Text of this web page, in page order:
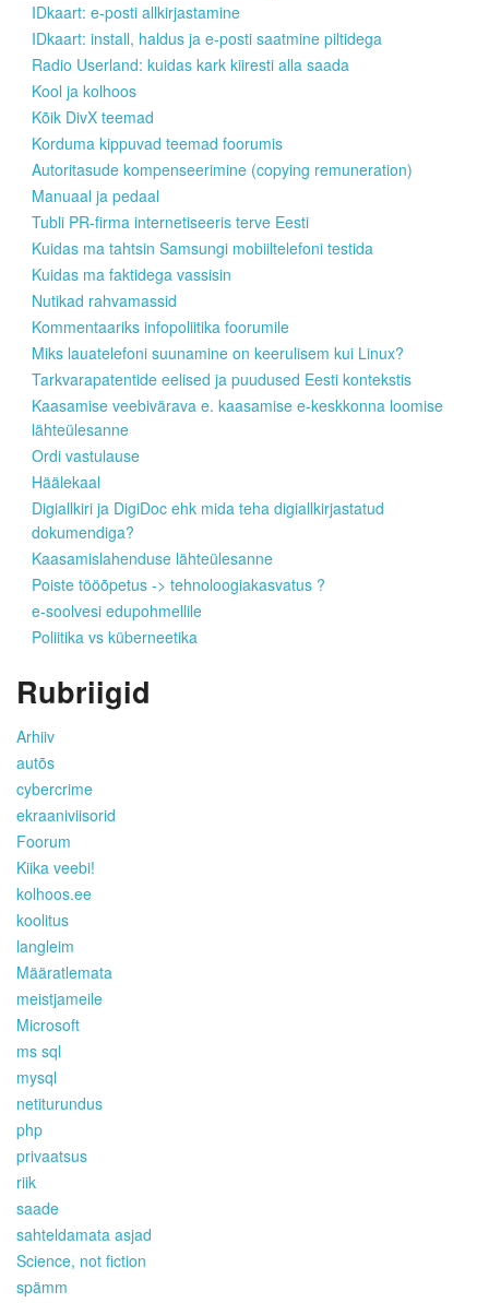
IDkaart: e-posti allkirjastamine
IDkaart: install, haldus ja e-posti saatmine piltidega
Radio Userland: kuidas kark kiiresti alla saada
Kool ja kolhoos
Kõik DivX teemad
Korduma kippuvad teemad foorumis
Autoritasude kompenseerimine (copying remuneration)
Manuaal ja pedaal
Tubli PR-firma internetiseeris terve Eesti
Kuidas ma tahtsin Samsungi mobiiltelefoni testida
Kuidas ma faktidega vassisin
Nutikad rahvamassid
Kommentaariks infopoliitika foorumile
Miks lauatelefoni suunamine on keerulisem kui Linux?
Tarkvarapatentide eelised ja puudused Eesti kontekstis
Kaasamise veebivärava e. kaasamise e-keskkonna loomise
lähteülesanne
Ordi vastulause
Häälekaal
Digiallkiri ja DigiDoc ehk mida teha digiallkirjastatud
dokumendiga?
Kaasamislahenduse lähteülesanne
Poiste tööõpetus -> tehnoloogiakasvatus ?
e-soolvesi edupohmellile
Poliitika vs küberneetika
Rubriigid
Arhiiv
autõs
cybercrime
ekraaniviisorid
Foorum
Kiika veebi!
kolhoos.ee
koolitus
langleim
Määratlemata
meistjameile
Microsoft
ms sql
mysql
netiturundus
php
privaatsus
riik
saade
sahteldamata asjad
Science, not fiction
spämm